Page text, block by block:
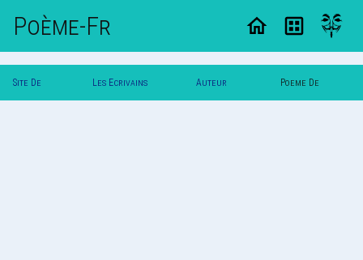
Poème-Fr
Site De Les Ecrivains Auteur Poeme De